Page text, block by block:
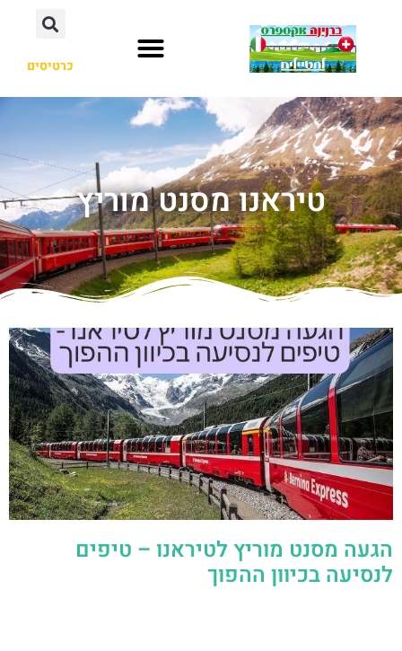
כרטיסים
טיראנו מסנט מוריץ
הגעה מסנט מוריץ לטיראנו – טיפים
לנסיעה בכיוון ההפוך